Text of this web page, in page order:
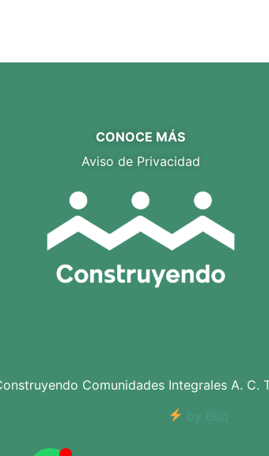
CONOCE MÁS
Aviso de Privacidad
Comunidades Integrales A. C.
by Buq